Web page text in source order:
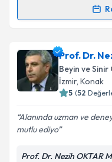
takvim
E-posta Adresiniz
Prof. Dr.
Beyin ve
İzmir, Konak
5 (52
Alanında uzman ve
mutlu ediyo
Prof. Dr. Nezih OKTAR